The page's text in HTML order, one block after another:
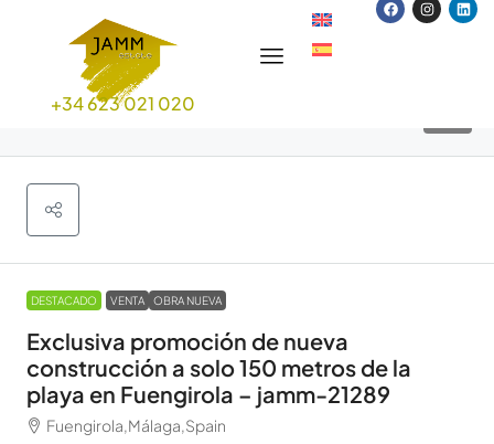
+34 623 021 020
DESTACADO VENTA OBRA NUEVA
Exclusiva promoción de nueva
construcción a solo 150 metros de la
playa en Fuengirola – jamm-21289
Fuengirola,Málaga,Spain